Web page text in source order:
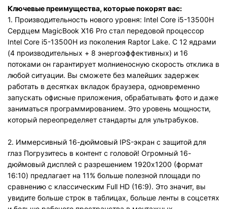
Ключевые преимущества, которые покорят вас:
1. Производительность нового уровня: Intel Core i5-13500H
Сердцем MagicBook X16 Pro стал передовой процессор
Intel Core i5-13500H из поколения Raptor Lake. С 12 ядрами
(4 производительных + 8 энергоэффективных) и 16
потоками он гарантирует молниеносную скорость отклика в
любой ситуации. Вы сможете без малейших задержек
работать в десятках вкладок браузера, одновременно
запускать офисные приложения, обрабатывать фото и даже
заниматься программированием. Это уровень мощности,
который переопределяет стандарты для ультрабуков.
2. Иммерсивный 16-дюймовый IPS-экран с защитой для
глаз Погрузитесь в контент с головой! Огромный 16-
дюймовый дисплей с разрешением 1920x1200 (формат
16:10) предлагает на 11% больше полезной площади по
сравнению с классическим Full HD (16:9). Это значит, вы
увидите больше строк в таблицах, больше ленты в соцсетях